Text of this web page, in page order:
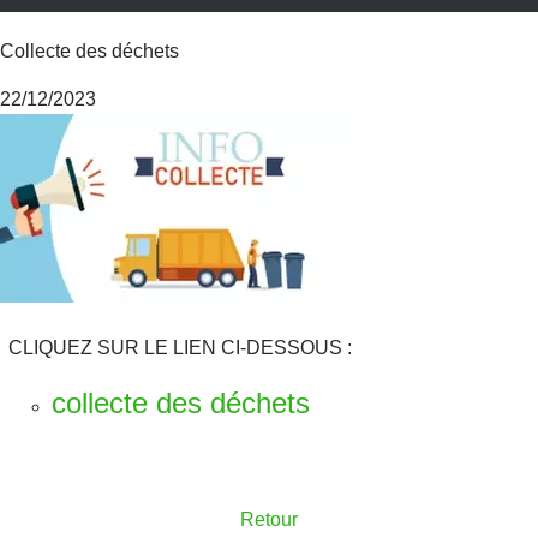
Collecte des déchets
22/12/2023
CLIQUEZ SUR LE LIEN CI-DESSOUS :
collecte des déchets
Retour